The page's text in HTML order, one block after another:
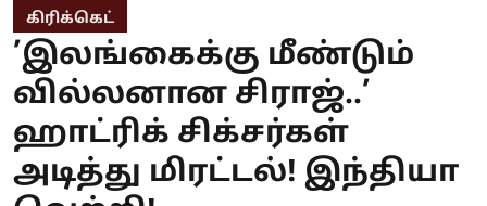
கிரிக்கெட்
’இலங்கைக்கு மீண்டும்
வில்லனான சிராஜ்..’
ஹாட்ரிக் சிக்சர்கள்
அடித்து மிரட்டல்! இந்தியா